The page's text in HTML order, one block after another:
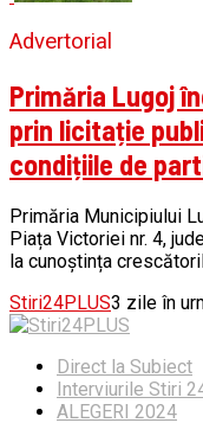
Advertorial
Primăria Lugoj
prin licitație
condițiile de
Primăria Municipiului
Piața Victoriei nr. 4,
la cunoștința
Stiri24PLUS3 zile în
Direct la Subiect
Interviurile Stiri
ALEGERI 2024